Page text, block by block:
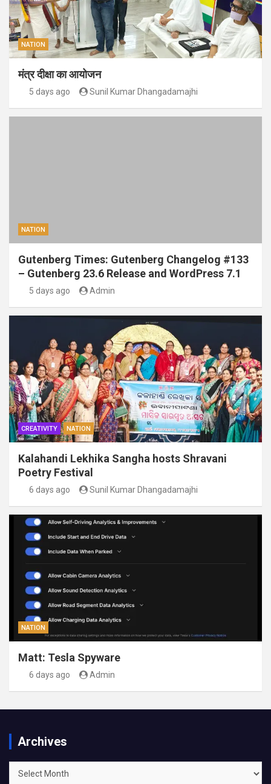
NATION
मंत्र दीक्षा का आयोजन
5 days ago Sunil Kumar Dhangadamajhi
NATION
Gutenberg Times: Gutenberg Changelog #133
– Gutenberg 23.6 Release and WordPress 7.1
5 days ago Admin
CREATIVITY NATION
Kalahandi Lekhika Sangha hosts Shravani
Poetry Festival
6 days ago Sunil Kumar Dhangadamajhi
NATION
Matt: Tesla Spyware
6 days ago Admin
Archives
Archives